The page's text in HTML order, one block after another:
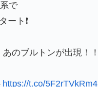
系で
ート❗
のブルトンが出現！！
https://t.co/5F2rTVkRm4